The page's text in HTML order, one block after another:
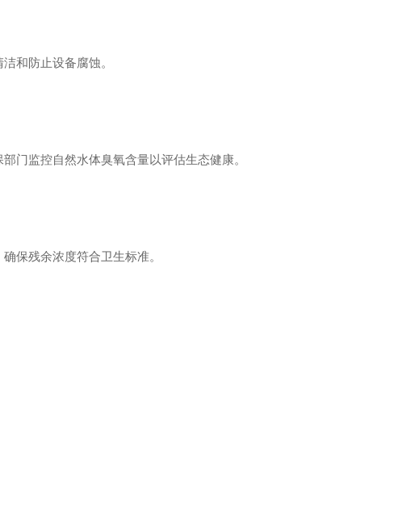
和防止设备腐蚀。
门监控自然水体臭氧含量以评估生态健康。
保残余浓度符合卫生标准。